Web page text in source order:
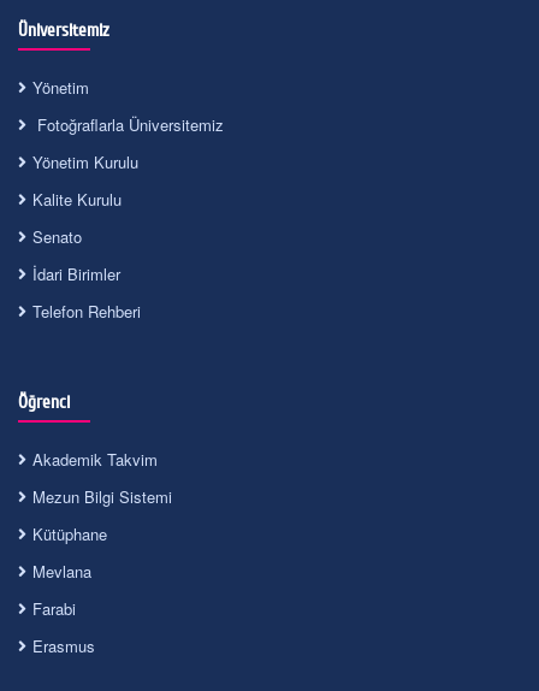
Üniversitemiz
Yönetim
Fotoğraflarla Üniversitemiz
Yönetim Kurulu
Kalite Kurulu
Senato
İdari Birimler
Telefon Rehberi
Öğrenci
Akademik Takvim
Mezun Bilgi Sistemi
Kütüphane
Mevlana
Farabi
Erasmus